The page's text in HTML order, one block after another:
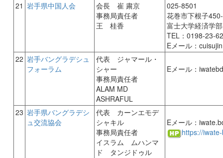
21 岩手県中国人会
会長 崔 粛京
事務局責任者
王 桂香
025-8501
花巻市下根子
富士大学経済学
TEL：0198-23-
Eメール：cuisujin
22 岩手バングラデシュ
フォーラム
代表 ジャマール・
シャー
事務局責任者
ALAM MD
ASHRAFUL
Eメール：
23 岩手県バングラデシ
ュ交流協会
代表 カーンエモデ
シャキル
事務局責任者
イスラム ムハンマ
ド タンジドゥル
Eメール：
https://